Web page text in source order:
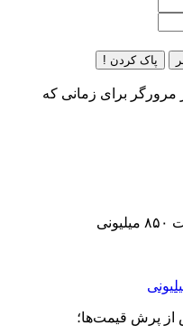
پاک کردن !
مرورگر برای زمانی که